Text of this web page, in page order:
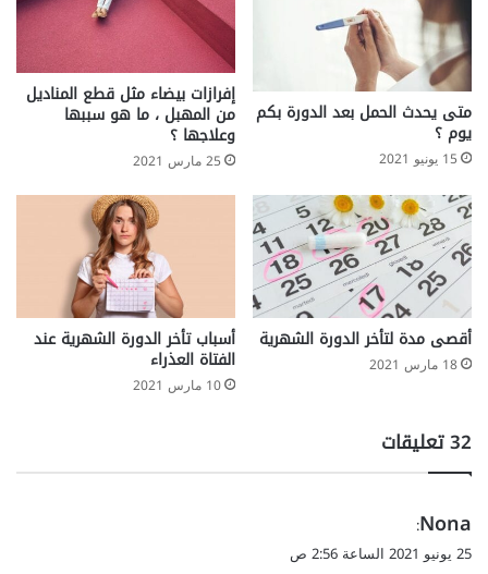
متى يحدث الحمل بعد الدورة بكم
يوم ؟
15 يونيو 2021
إفرازات بيضاء مثل قطع المناديل
من المهبل ، ما هو سببها
وعلاجها ؟
25 مارس 2021
أقصى مدة لتأخر الدورة الشهرية
18 مارس 2021
أسباب تأخر الدورة الشهرية عند
الفتاة العذراء
10 مارس 2021
‫32 تعليقات
ي
ق
Nona
:
25 يونيو 2021 الساعة 2:56 ص